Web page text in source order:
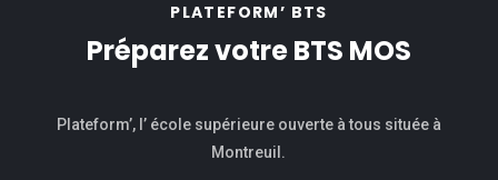
PLATEFORM’ BTS
Préparez votre BTS MOS
Plateform’, l’ école supérieure ouverte à tous située à
Montreuil.